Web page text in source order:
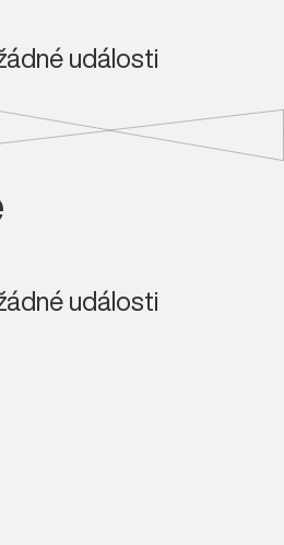
události
události